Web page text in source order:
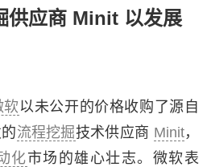
供应商 Minit 以发展
软 以未公开的价格收购了源自
流程挖掘技术供应商 Minit，
化市场的雄心壮志。微软表